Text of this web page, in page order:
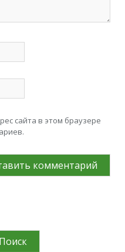
сайта в этом браузере